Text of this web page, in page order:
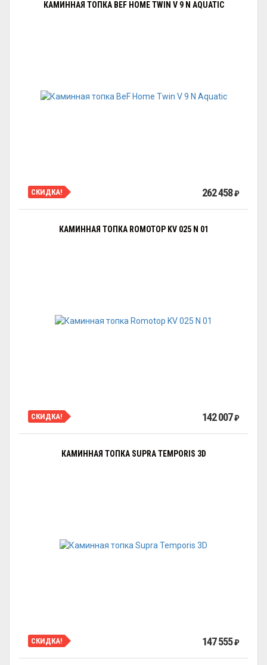
КАМИННАЯ ТОПКА BEF HOME TWIN V 9 N AQUATIC
СКИДКА! 262 458₽
КАМИННАЯ ТОПКА ROMOTOP KV 025 N 01
СКИДКА! 142 007₽
КАМИННАЯ ТОПКА SUPRA TEMPORIS 3D
СКИДКА! 147 555₽